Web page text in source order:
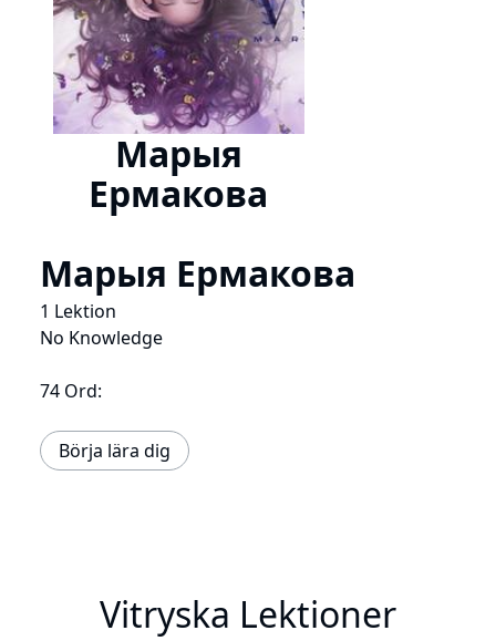
Марыя
Ермакова
Марыя Ермакова
1 Lektion
No Knowledge
74 Ord:
Börja lära dig
Vitryska Lektioner